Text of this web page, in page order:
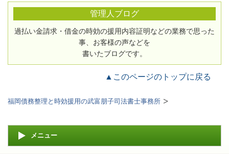
管理人ブログ
過払い金請求・借金の時効の援用内容証明などの業務で思った
事、お客様の声などを
書いたブログです。
▲このページのトップに戻る
福岡債務整理と時効援用の武富朋子司法書士事務所
メニュー